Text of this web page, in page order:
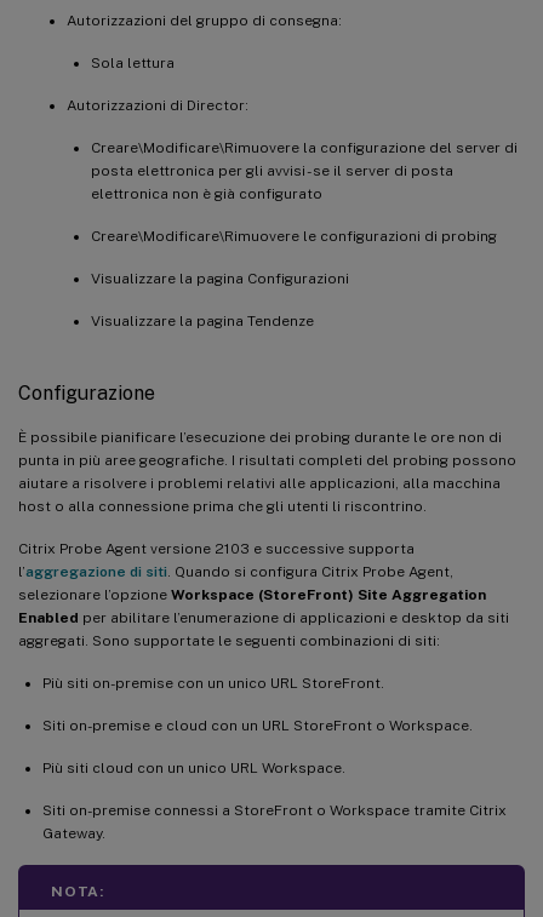
Autorizzazioni del gruppo di consegna:
Sola lettura
Autorizzazioni di Director:
Creare\Modificare\Rimuovere la configurazione del server di
posta elettronica per gli avvisi - se il server di posta
elettronica non è già configurato
Creare\Modificare\Rimuovere le configurazioni di probing
Visualizzare la pagina Configurazioni
Visualizzare la pagina Tendenze
Configurazione
È possibile pianificare l’esecuzione dei probing durante le ore non di
punta in più aree geografiche. I risultati completi del probing possono
aiutare a risolvere i problemi relativi alle applicazioni, alla macchina
host o alla connessione prima che gli utenti li riscontrino.
Citrix Probe Agent versione 2103 e successive supporta
l’aggregazione di siti . Quando si configura Citrix Probe Agent,
selezionare l’opzione Workspace (StoreFront) Site Aggregation
Enabled per abilitare l’enumerazione di applicazioni e desktop da siti
aggregati. Sono supportate le seguenti combinazioni di siti:
Più siti on-premise con un unico URL StoreFront.
Siti on-premise e cloud con un URL StoreFront o Workspace.
Più siti cloud con un unico URL Workspace.
Siti on-premise connessi a StoreFront o Workspace tramite Citrix
Gateway.
NOTA: